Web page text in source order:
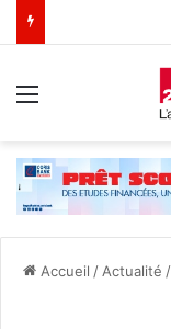
Accueil / Actualité /